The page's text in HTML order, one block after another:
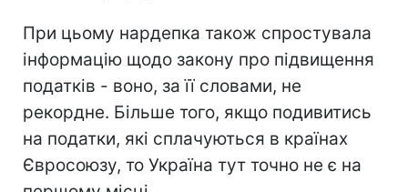
При цьому нардепка також спростувала
інформацію щодо закону про підвищення
податків - воно, за її словами, не
рекордне. Більше того, якщо подивитись
на податки, які сплачуються в країнах
Євросоюзу, то Україна тут точно не є на